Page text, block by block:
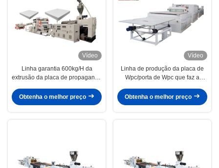
Vídeo
Linha garantia 600kg/H da
extrusão da placa de propaganda
Obtenha o melhor preço
Vídeo
Linha de produção da placa de
Wpc/porta de Wpc que faz a
Obtenha o melhor preço